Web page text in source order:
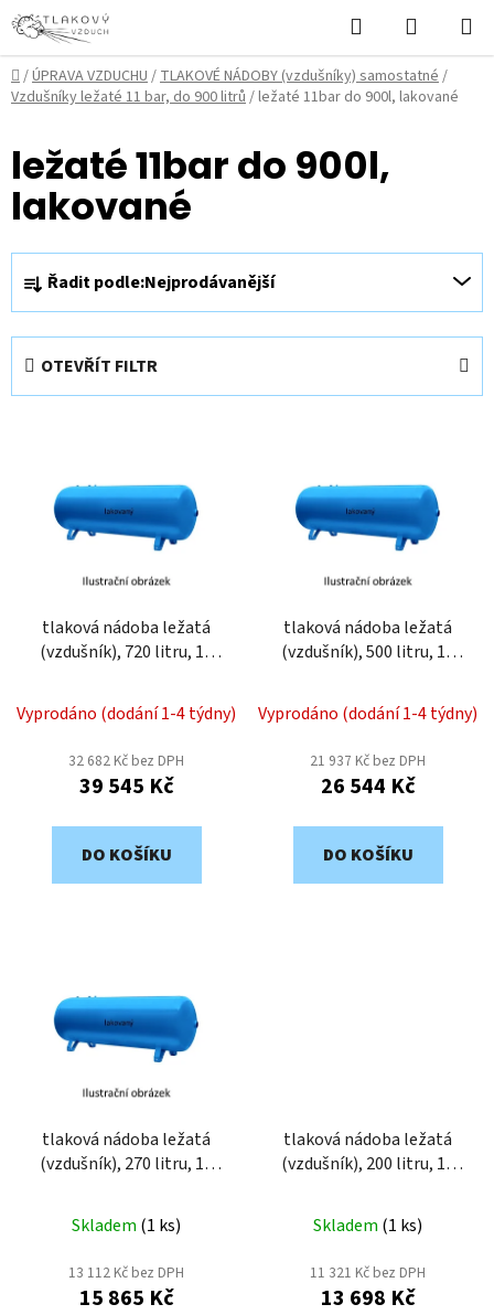
Přejít
na
obsah
Hledat
KOŠÍK
Domů
/ÚPRAVA VZDUCHU/TLAKOVÉ NÁDOBY (vzdušníky) samostatné/
Vzdušníky ležaté 11 bar, do 900 litrů/ležaté 11bar do 900l, lakované
ležaté 11bar do 900l,
lakované
Ř
a
z
e
n
í
Řadit podle:Nejprodávanější
OTEVŘÍT FILTR
k
tlaková nádoba ležatá
(vzdušník), 720 litru, 11
Vyprodáno (dodání 1-4 týdny)
32 682 Kč bez DPH
39 545 Kč
DO KOŠÍKU
tlaková nádoba ležatá
(vzdušník), 500 litru, 11
Vyprodáno (dodání 1-4 týdny)
21 937 Kč bez DPH
26 544 Kč
DO KOŠÍKU
tlaková nádoba ležatá
(vzdušník), 270 litru, 11
Skladem (1 ks)
13 112 Kč bez DPH
15 865 Kč
tlaková nádoba ležatá
(vzdušník), 200 litru, 11
Skladem (1 ks)
11 321 Kč bez DPH
13 698 Kč